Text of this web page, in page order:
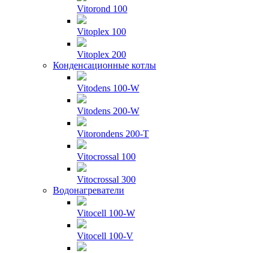
Vitorond 100
Vitoplex 100
Vitoplex 200
Конденсационные котлы
Vitodens 100-W
Vitodens 200-W
Vitorondens 200-T
Vitocrossal 100
Vitocrossal 300
Водонагреватели
Vitocell 100-W
Vitocell 100-V